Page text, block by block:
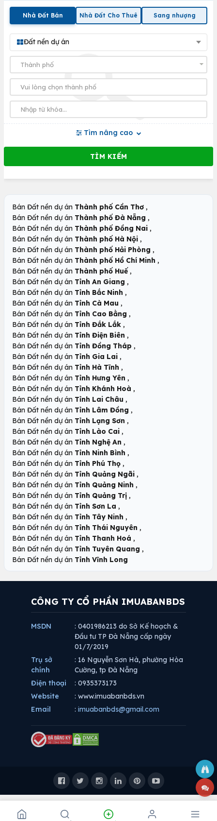
Nhà Đất Bán Nhà Đất Cho Thuê Sang nhượng
Đất nền dự án
Tìm nâng cao
Bán Đất nền dự án Thành phố Cần Thơ ,
Bán Đất nền dự án Thành phố Đà Nẵng ,
Bán Đất nền dự án Thành phố Đồng Nai ,
Bán Đất nền dự án Thành phố Hà Nội ,
Bán Đất nền dự án Thành phố Hải Phòng ,
Bán Đất nền dự án Thành phố Hồ Chí Minh ,
Bán Đất nền dự án Thành phố Huế ,
Bán Đất nền dự án Tỉnh An Giang ,
Bán Đất nền dự án Tỉnh Bắc Ninh ,
Bán Đất nền dự án Tỉnh Cà Mau ,
Bán Đất nền dự án Tỉnh Cao Bằng ,
Bán Đất nền dự án Tỉnh Đắk Lắk ,
Bán Đất nền dự án Tỉnh Điện Biên ,
Bán Đất nền dự án Tỉnh Đồng Tháp ,
Bán Đất nền dự án Tỉnh Gia Lai ,
Bán Đất nền dự án Tỉnh Hà Tĩnh ,
Bán Đất nền dự án Tỉnh Hưng Yên ,
Bán Đất nền dự án Tỉnh Khánh Hoà ,
Bán Đất nền dự án Tỉnh Lai Châu ,
Bán Đất nền dự án Tỉnh Lâm Đồng ,
Bán Đất nền dự án Tỉnh Lạng Sơn ,
Bán Đất nền dự án Tỉnh Lào Cai ,
Bán Đất nền dự án Tỉnh Nghệ An ,
Bán Đất nền dự án Tỉnh Ninh Bình ,
Bán Đất nền dự án Tỉnh Phú Thọ ,
Bán Đất nền dự án Tỉnh Quảng Ngãi ,
Bán Đất nền dự án Tỉnh Quảng Ninh ,
Bán Đất nền dự án Tỉnh Quảng Trị ,
Bán Đất nền dự án Tỉnh Sơn La ,
Bán Đất nền dự án Tỉnh Tây Ninh ,
Bán Đất nền dự án Tỉnh Thái Nguyên ,
Bán Đất nền dự án Tỉnh Thanh Hoá ,
Bán Đất nền dự án Tỉnh Tuyên Quang ,
Bán Đất nền dự án Tỉnh Vĩnh Long
CÔNG TY CỔ PHẦN IMUABANBDS
MSDN
: 0401986213 do Sở Kế hoạch &
Đầu tư TP Đà Nẵng cấp ngày
01/7/2019
Trụ sở
chính
: 16 Nguyễn Sơn Hà, phường Hòa
Cường, tp Đà Nẵng
Điện thoại
: 0935373173
Website
: www.imuabanbds.vn
Email
: imuabanbds@gmail.com